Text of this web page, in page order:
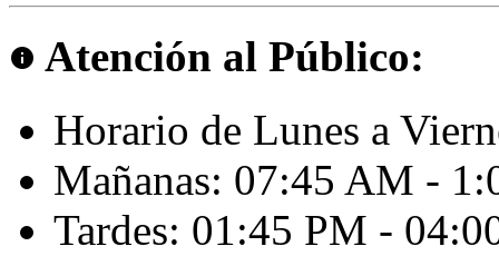
info Atención al Público:
Horario de Lunes a
Mañanas: 07:45 AM -
Tardes: 01:45 PM -